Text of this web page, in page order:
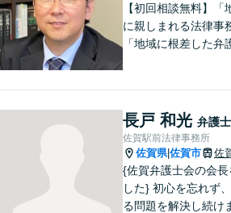
【初回相談無料】「
に親しまれる法律事
「地域に根差した弁
など幅広く対応して
ので、まずはお気軽
下さい。【JR佐賀駅
【子連れ相談可】
長戸 和光 弁護士
佐賀駅前法律事務所
佐賀県|佐賀市 佐
{佐賀弁護士会の会長
した} 初心を忘れず
る問題を解決し続け